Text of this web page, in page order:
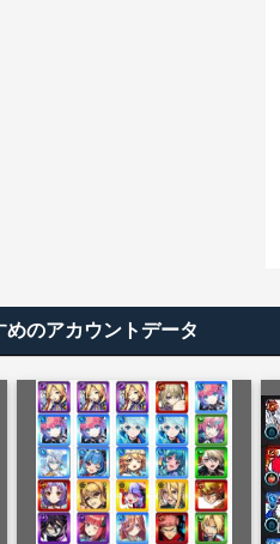
のアカウントデータ